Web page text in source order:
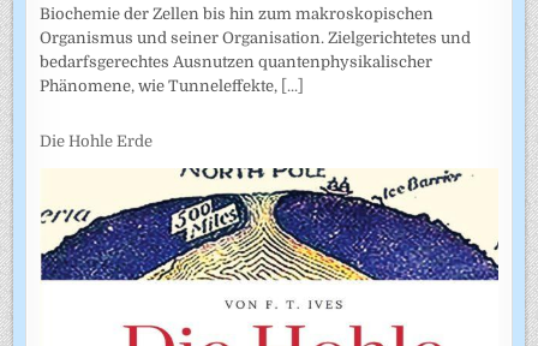
Biochemie der Zellen bis hin zum makroskopischen
Organismus und seiner Organisation. Zielgerichtetes und
bedarfsgerechtes Ausnutzen quantenphysikalischer
Phänomene, wie Tunneleffekte, [...]
Die Hohle Erde